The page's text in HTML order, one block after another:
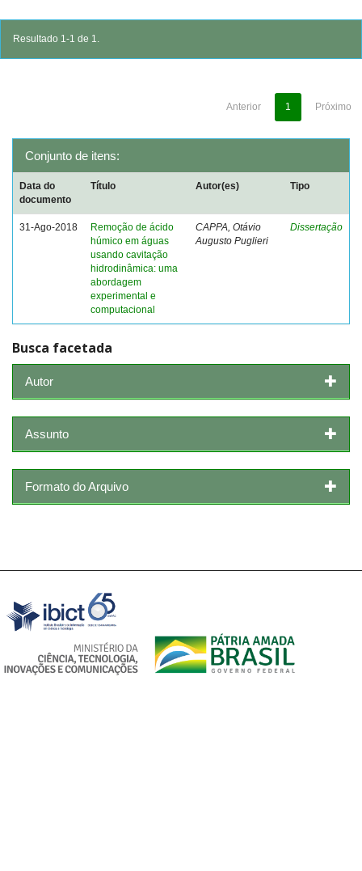
Resultado 1-1 de 1.
Anterior 1 Próximo
Conjunto de itens:
Data do
documento
Título Autor(es) Tipo
31-Ago-2018
Remoção de ácido
húmico em águas
usando cavitação
hidrodinâmica: uma
abordagem
experimental e
computacional
CAPPA, Otávio
Augusto Puglieri
Dissertação
Busca facetada
Autor
Assunto
Formato do Arquivo